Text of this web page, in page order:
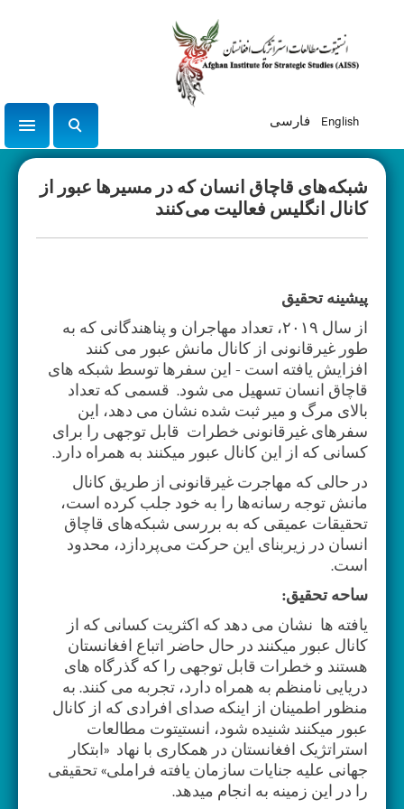
English فارسی
ج
س
ج
شبکه‌های قاچاق انسان که در مسیرها عبور از
کانال انگلیس فعالیت می‌کنند
پیشینه تحقیق
از سال ۲۰۱۹، تعداد مهاجران و پناهندگانی که به
طور غیرقانونی از کانال مانش عبور می کنند
افزایش یافته است - این سفرها توسط شبکه های
قاچاق انسان تسهیل می شود. قسمی که تعداد
بالای مرگ و میر ثبت شده نشان می دهد، این
سفرهای غیرقانونی خطرات قابل توجهی را برای
کسانی که از این کانال عبور میکنند به همراه دارد.
در حالی که مهاجرت غیرقانونی از طریق کانال
مانش توجه رسانه‌ها را به خود جلب کرده است،
تحقیقات عمیقی که به بررسی شبکه‌های قاچاق
انسان در زیربنای این حرکت می‌پردازد، محدود
است.
ساحه تحقیق:
یافته ها نشان می دهد که اکثریت کسانی که از
کانال عبور میکنند در حال حاضر اتباع افغانستان
هستند و خطرات قابل توجهی را که گذرگاه های
دریایی نامنظم به همراه دارد، تجربه می کنند. به
منظور اطمینان از اینکه صدای افرادی که از کانال
عبور میکنند شنیده شود، انستیتوت مطالعات
استراتژیک افغانستان در همکاری با نهاد «ابتکار
جهانی علیه جنایات سازمان یافته فراملی» تحقیقی
را در این زمینه به انجام میدهد.